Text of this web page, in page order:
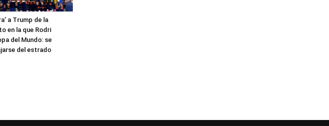
a Trump de la
en la que Rodri
del Mundo: se
del estrado